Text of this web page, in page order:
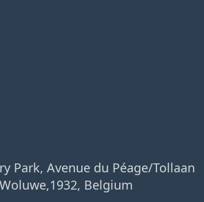
Park, Avenue du Péage/Tollaan
Belgium